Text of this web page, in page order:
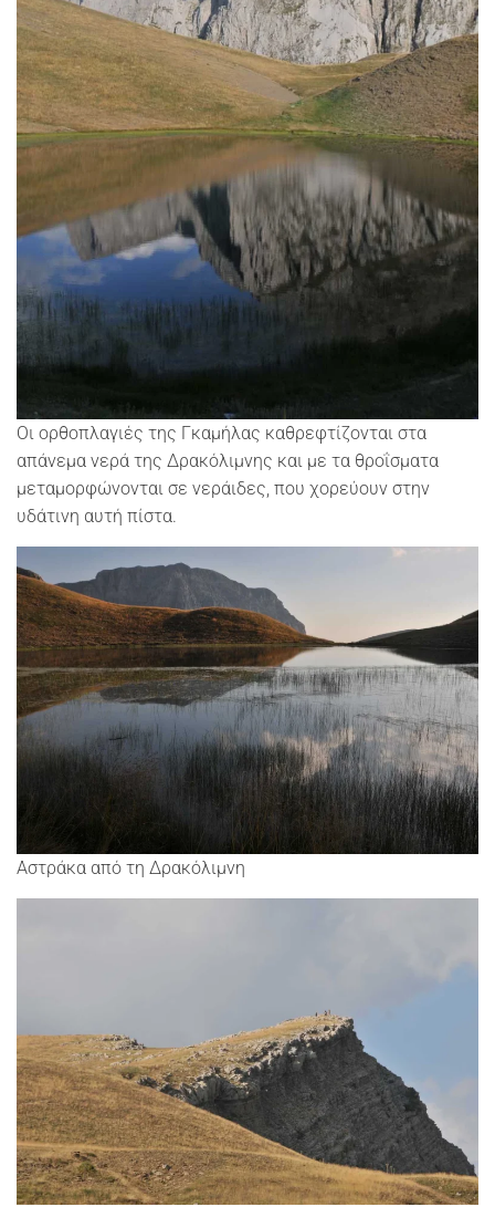
Οι ορθοπλαγιές της Γκαμήλας καθρεφτίζονται στα
απάνεμα νερά της Δρακόλιμνης και με τα θροΐσματα
μεταμορφώνονται σε νεράιδες, που χορεύουν στην
υδάτινη αυτή πίστα.
Αστράκα από τη Δρακόλιμνη